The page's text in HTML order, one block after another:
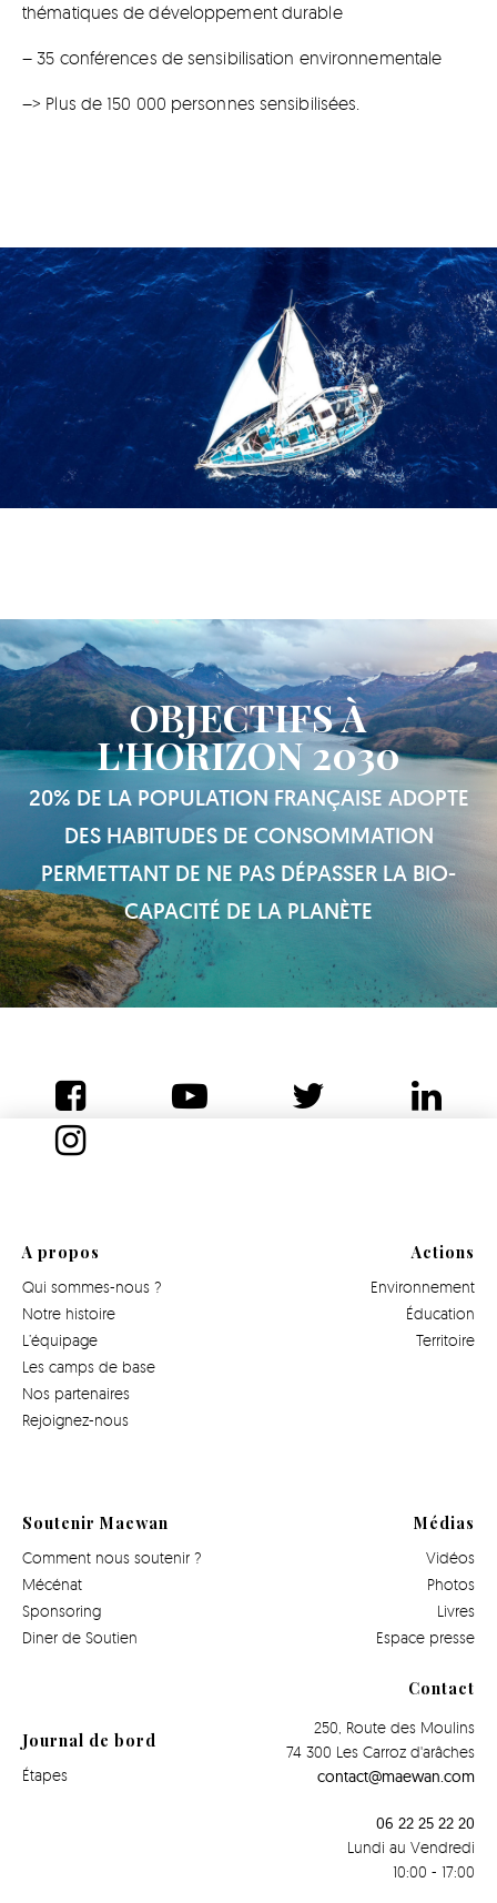
thématiques de développement durable
– 35 conférences de sensibilisation environnementale
–> Plus de 150 000 personnes sensibilisées.
OBJECTIFS À
L'HORIZON 2030
20% DE LA POPULATION FRANÇAISE ADOPTE
DES HABITUDES DE CONSOMMATION
PERMETTANT DE NE PAS DÉPASSER LA BIO-
CAPACITÉ DE LA PLANÈTE
A propos
Qui sommes-nous ?
Notre histoire
L’équipage
Les camps de base
Nos partenaires
Rejoignez-nous
Actions
Environnement
Éducation
Territoire
Soutenir Maewan
Comment nous soutenir ?
Mécénat
Sponsoring
Diner de Soutien
Médias
Vidéos
Photos
Livres
Espace presse
Journal de bord
Étapes
Contact
250, Route des Moulins
74 300 Les Carroz d'arâches
contact@maewan.com
06 22 25 22 20
Lundi au Vendredi
10:00 - 17:00